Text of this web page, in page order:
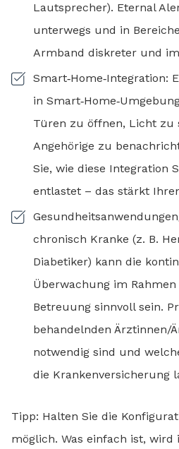
Lautsprecher). Eternal
unterwegs und in
Armband diskreter und
Smart‑Home‑Integration:
in
Türen zu öffnen, Licht zu
Angehörige zu
Sie, wie diese Integration
entlastet – das stärkt
chronisch Kranke (z. B.
Diabetiker) kann die
Überwachung im
Betreuung sinnvoll sein.
behandelnden Ärztinnen/
notwendig sind und
die Krankenversicherung
Tipp: Halten Sie die
möglich. Was einfach ist,